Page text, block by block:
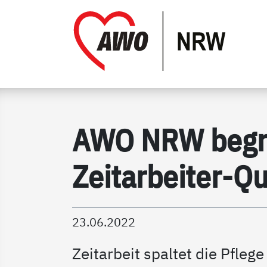
Gathmann Michaelis und
AWO NRW
Zeitarbeiter-
23.06.2022
Zeitarbeit spaltet die Pflege